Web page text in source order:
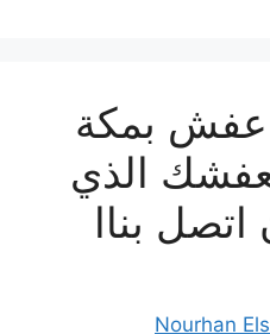
عفش بمكة
لعفشك الذي
بناا
Nourhan